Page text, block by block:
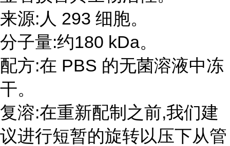
来源:人 293 细胞。
分子量:约180 kDa。
配方:在 PBS 的无菌溶液中冻
干。
复溶:在重新配制之前,我们建
议进行短暂的旋转以压下从管